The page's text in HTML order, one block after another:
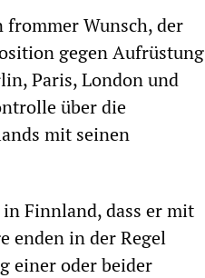
Wunsch, der
gegen Aufrüstung
Paris, London und
über die
mit seinen
Finnland, dass er mit
enden in der Regel
einer oder beider